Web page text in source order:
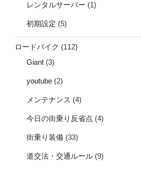
レンタルサーバー (1)
初期設定 (5)
ロードバイク (112)
Giant (3)
youtube (2)
メンテナンス (4)
今日の街乗り反省点 (4)
街乗り装備 (33)
道交法・交通ルール (9)